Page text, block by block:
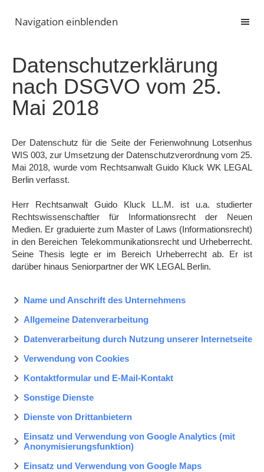
Navigation einblenden
Datenschutzerklärung
nach DSGVO vom 25.
Mai 2018
Der Datenschutz für die Seite der Ferienwohnung Lotsenhus
WIS 003, zur Umsetzung der Datenschutzverordnung vom 25.
Mai 2018, wurde vom Rechtsanwalt Guido Kluck WK LEGAL
Berlin verfasst.
Herr Rechtsanwalt Guido Kluck LL.M. ist u.a. studierter
Rechtswissenschaftler für Informationsrecht der Neuen
Medien. Er graduierte zum Master of Laws (Informationsrecht)
in den Bereichen Telekommunikationsrecht und Urheberrecht.
Seine Thesis legte er im Bereich Urheberrecht ab. Er ist
darüber hinaus Seniorpartner der WK LEGAL Berlin.
Name und Anschrift des Unternehmens
Allgemeine Datenverarbeitung
Datenverarbeitung durch Nutzung unserer Internetseite
Verwendung von Cookies
Kontaktformular und E‐Mail‐Kontakt
Sonstige Dienste
Dienste von Drittanbietern
Einsatz und Verwendung von Google Analytics (mit
Anonymisierungsfunktion)
Einsatz und Verwendung von Google Maps